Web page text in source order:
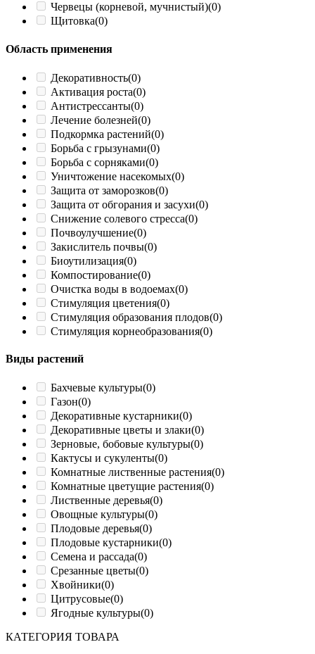
Червецы (корневой, мучнистый)(0)
Щитовка(0)
Область применения
Декоративность(0)
Активация роста(0)
Антистрессанты(0)
Лечение болезней(0)
Подкормка растений(0)
Борьба с грызунами(0)
Борьба с сорняками(0)
Уничтожение насекомых(0)
Защита от заморозков(0)
Защита от обгорания и засухи(0)
Снижение солевого стресса(0)
Почвоулучшение(0)
Закислитель почвы(0)
Биоутилизация(0)
Компостирование(0)
Очистка воды в водоемах(0)
Стимуляция цветения(0)
Стимуляция образования плодов(0)
Стимуляция корнеобразования(0)
Виды растений
Бахчевые культуры(0)
Газон(0)
Декоративные кустарники(0)
Декоративные цветы и злаки(0)
Зерновые, бобовые культуры(0)
Кактусы и сукуленты(0)
Комнатные лиственные растения(0)
Комнатные цветущие растения(0)
Лиственные деревья(0)
Овощные культуры(0)
Плодовые деревья(0)
Плодовые кустарники(0)
Семена и рассада(0)
Срезанные цветы(0)
Хвойники(0)
Цитрусовые(0)
Ягодные культуры(0)
КАТЕГОРИЯ ТОВАРА